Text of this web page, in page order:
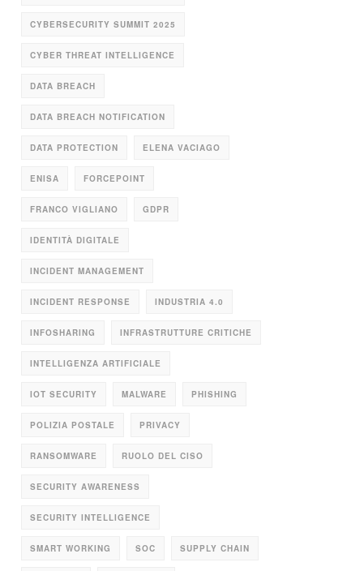
CYBERSECURITY SUMMIT 2025
CYBER THREAT INTELLIGENCE
DATA BREACH
DATA BREACH NOTIFICATION
DATA PROTECTION ELENA VACIAGO
ENISA FORCEPOINT
FRANCO VIGLIANO GDPR
IDENTITÀ DIGITALE
INCIDENT MANAGEMENT
INCIDENT RESPONSE INDUSTRIA 4.0
INFOSHARING INFRASTRUTTURE CRITICHE
INTELLIGENZA ARTIFICIALE
IOT SECURITY MALWARE PHISHING
POLIZIA POSTALE PRIVACY
RANSOMWARE RUOLO DEL CISO
SECURITY AWARENESS
SECURITY INTELLIGENCE
SMART WORKING SOC SUPPLY CHAIN